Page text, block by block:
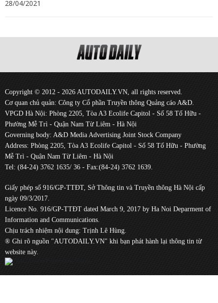
28/04/2021
Copyright © 2012 - 2026 AUTODAILY.VN, all rights reserved.
Cơ quan chủ quản: Công ty Cổ phần Truyền thông Quảng cáo A&D.
VPGD Hà Nội: Phòng 2205, Tòa A3 Ecolife Capitol - Số 58 Tố Hữu -
Phường Mễ Trì - Quận Nam Từ Liêm - Hà Nội
Governing body: A&D Media Advertising Joint Stock Company
Address: Phòng 2205, Tòa A3 Ecolife Capitol - Số 58 Tố Hữu - Phường
Mễ Trì - Quận Nam Từ Liêm - Hà Nội
Tel: (84-24) 3762 1635/ 36 - Fax:(84-24) 3762 1639.
Giấy phép số 916/GP-TTĐT, Sở Thông tin và Truyền thông Hà Nội cấp
ngày 09/3/2017.
Licence No. 916/GP-TTĐT dated March 9, 2017 by Ha Noi Deparment of
Information and Communications.
Chịu trách nhiệm nội dung: Trịnh Lê Hùng.
® Ghi rõ nguồn "AUTODAILY.VN" khi bạn phát hành lại thông tin từ
website này.